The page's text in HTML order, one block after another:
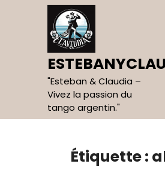
"Esteban & Claudia –
Vivez la passion du
tango argentin."
Étiquette :